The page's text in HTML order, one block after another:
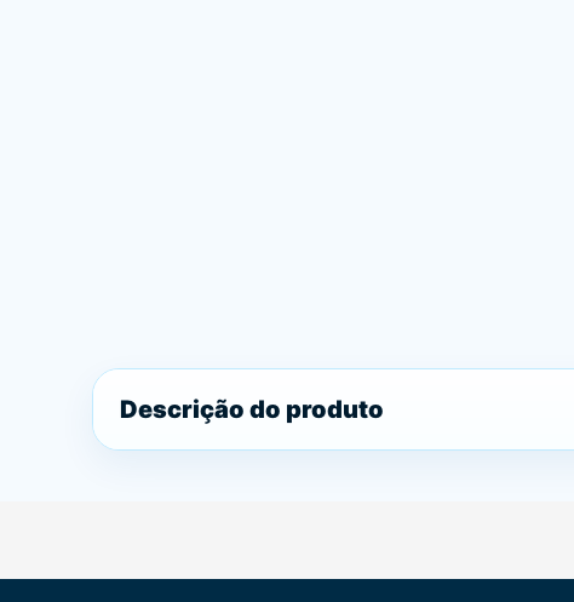
Descrição do produto